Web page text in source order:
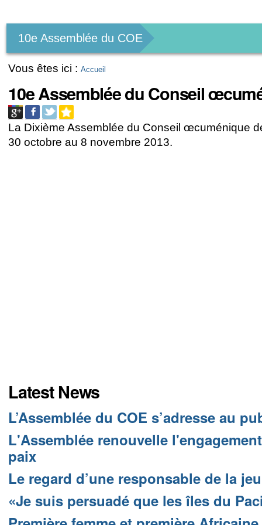
personnels
10e Assemblée du COE
Vous êtes ici : Accueil
10e Assemblée du Conseil
La Dixième Assemblée du Conseil œcuménique
30 octobre au 8 novembre 2013.
Latest News
L’Assemblée du COE s’adresse au
L'Assemblée renouvelle
paix
Le regard d’une responsable de la
«Je suis persuadé que les îles du